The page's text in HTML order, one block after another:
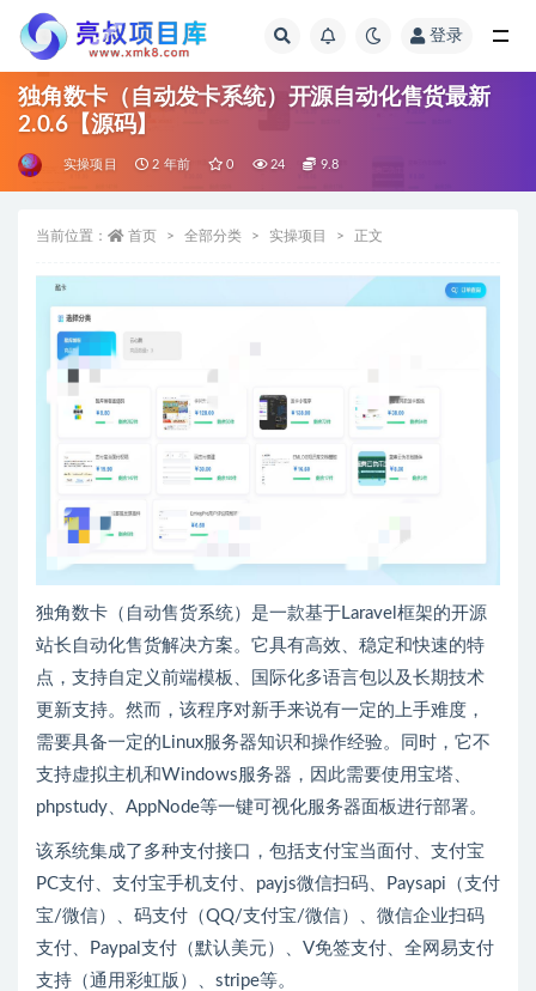
登录
独角数卡（自动发卡系统）开源自动化售货最新
2.0.6【源码】
实操项目 2 年前 0 24 9.8
当前位置： 首页 全部分类 实操项目 正文
独角数卡（自动售货系统）是一款基于Laravel框架的开源
站长自动化售货解决方案。它具有高效、稳定和快速的特
点，支持自定义前端模板、国际化多语言包以及长期技术
更新支持。然而，该程序对新手来说有一定的上手难度，
需要具备一定的Linux服务器知识和操作经验。同时，它不
支持虚拟主机和Windows服务器，因此需要使用宝塔、
phpstudy、AppNode等一键可视化服务器面板进行部署。
该系统集成了多种支付接口，包括支付宝当面付、支付宝
PC支付、支付宝手机支付、payjs微信扫码、Paysapi（支付
宝/微信）、码支付（QQ/支付宝/微信）、微信企业扫码
支付、Paypal支付（默认美元）、V免签支付、全网易支付
支持（通用彩虹版）、stripe等。